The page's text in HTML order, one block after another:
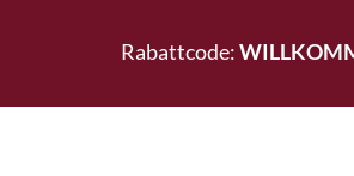
Rabattcode: